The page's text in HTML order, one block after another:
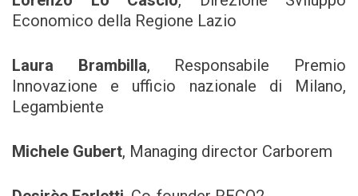
Economico della Regione Lazio
Laura Brambilla, Responsabile Premio
Innovazione e ufficio nazionale di Milano,
Legambiente
Michele Gubert, Managing director Carborem